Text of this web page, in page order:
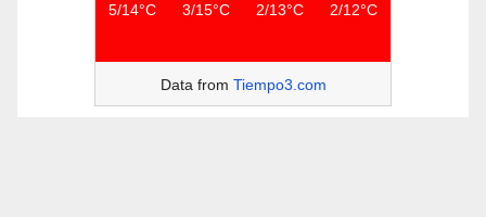
5/14°C 3/15°C 2/13°C 2/12°C
Data from Tiempo3.com